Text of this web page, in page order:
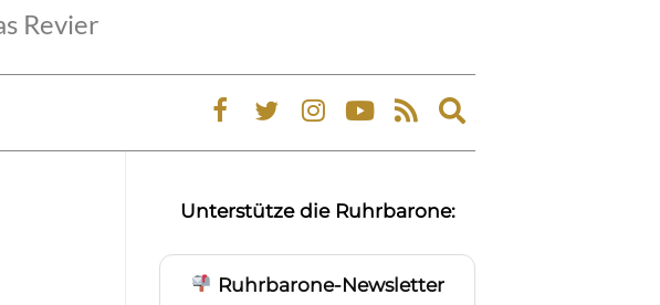
Revier
Expand
search
Unterstütze die Ruhrbarone:
Ruhrbarone-Newsletter